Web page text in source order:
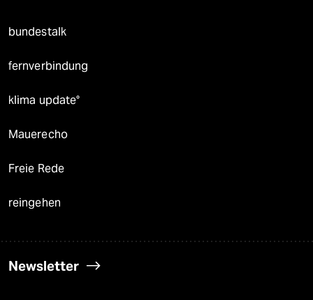
bundestalk
fernverbindung
klima update°
Mauerecho
Freie Rede
reingehen
Newsletter